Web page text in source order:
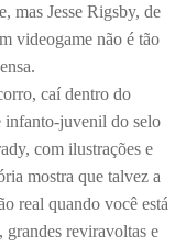
mas Jesse Rigsby, de
videogame não é tão
caí dentro do
infanto-juvenil do selo
com ilustrações e
mostra que talvez a
real quando você está
grandes reviravoltas e